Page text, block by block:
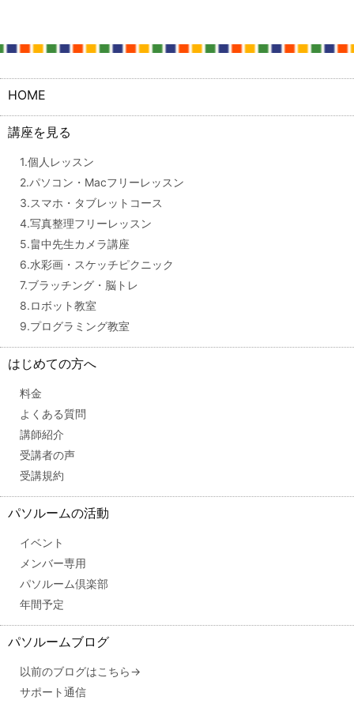
HOME
講座を見る
1.個人レッスン
2.パソコン・Macフリーレッスン
3.スマホ・タブレットコース
4.写真整理フリーレッスン
5.畠中先生カメラ講座
6.水彩画・スケッチピクニック
7.ブラッチング・脳トレ
8.ロボット教室
9.プログラミング教室
はじめての方へ
料金
よくある質問
講師紹介
受講者の声
受講規約
パソルームの活動
イベント
メンバー専用
パソルーム倶楽部
年間予定
パソルームブログ
以前のブログはこちら→
サポート通信